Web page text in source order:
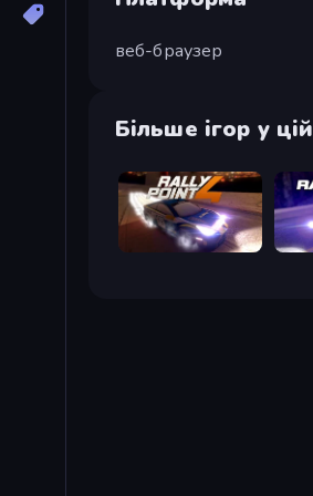
веб-браузер
Більше ігор у цій
Rally Point 4